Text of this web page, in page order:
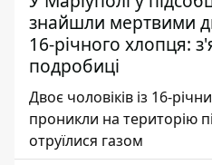
знайшли мертвими
16-річного хлопця:
подробиці
Двоє чоловіків із 16-
проникли на територію
отруїлися газом